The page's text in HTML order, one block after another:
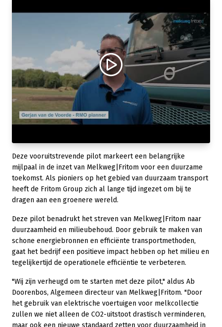
Deze vooruitstrevende pilot markeert een belangrijke
mijlpaal in de inzet van Melkweg|Fritom voor een duurzame
toekomst. Als pioniers op het gebied van duurzaam transport
heeft de Fritom Group zich al lange tijd ingezet om bij te
dragen aan een groenere wereld.
Deze pilot benadrukt het streven van Melkweg|Fritom naar
duurzaamheid en milieubehoud. Door gebruik te maken van
schone energiebronnen en efficiënte transportmethoden,
gaat het bedrijf een positieve impact hebben op het milieu en
tegelijkertijd de operationele efficiëntie te verbeteren.
"Wij zijn verheugd om te starten met deze pilot," aldus Ab
Doorenbos, Algemeen directeur van Melkweg|Fritom. "Door
het gebruik van elektrische voertuigen voor melkcollectie
zullen we niet alleen de CO2-uitstoot drastisch verminderen,
maar ook een nieuwe standaard zetten voor duurzaamheid in